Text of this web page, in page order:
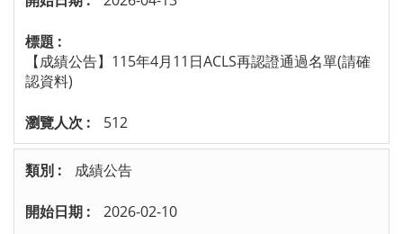
【成績公告】115年4月11日ACLS再認證通過名單(請確
認資料)
512
成績公告
2026-02-10